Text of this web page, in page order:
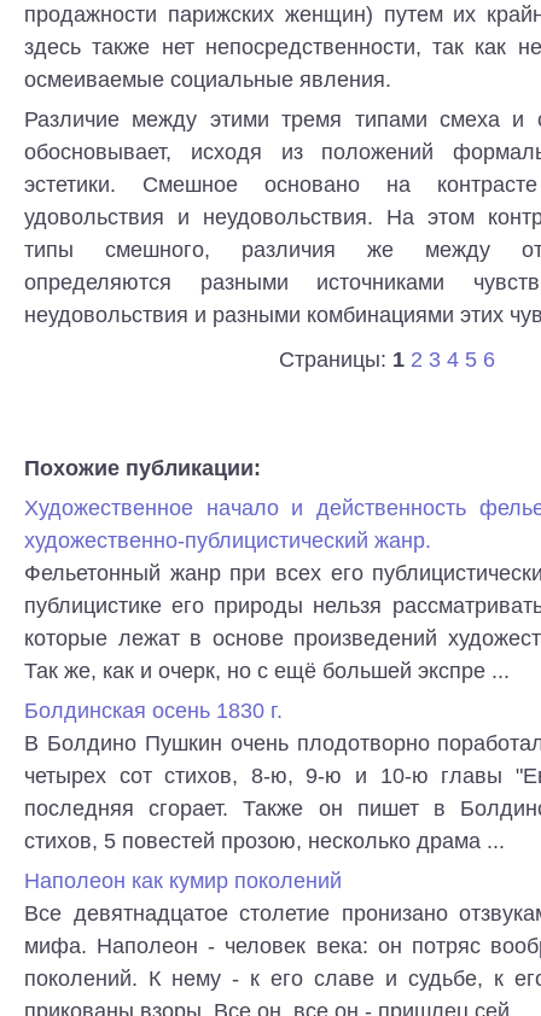
продажности парижских женщин) путем их
здесь также нет непосредственности, так как
осмеиваемые социальные явления.
Различие между этими тремя типами смеха и
обосновывает, исходя из положений
эстетики. Смешное основано на
удовольствия и неудовольствия. На этом
типы смешного, различия же между
определяются разными источниками
неудовольствия и разными комбинациями этих
Страницы: 1 2 3 4 5 6
Похожие публикации:
Художественное начало и действенность
художественно-публицистический жанр.
Фельетонный жанр при всех его
публицистике его природы нельзя
которые лежат в основе произведений
Так же, как и очерк, но с ещё большей экспре ...
Болдинская осень 1830 г.
В Болдино Пушкин очень плодотворно
четырех сот стихов, 8-ю, 9-ю и 10-ю главы
последняя сгорает. Также он пишет в
стихов, 5 повестей прозою, несколько драма ...
Наполеон как кумир поколений
Все девятнадцатое столетие пронизано
мифа. Наполеон - человек века: он потряс
поколений. К нему - к его славе и судьбе, к